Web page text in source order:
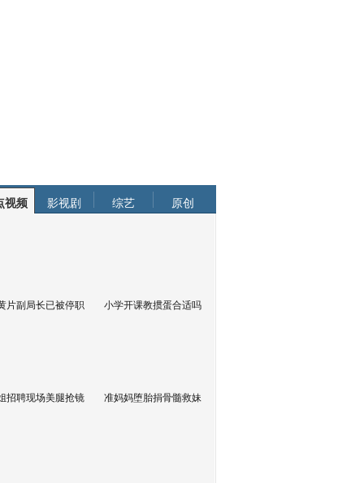
视频 影视剧 综艺 原创
片副局长已被停职 小学开课教掼蛋合适吗
招聘现场美腿抢镜 准妈妈堕胎捐骨髓救妹